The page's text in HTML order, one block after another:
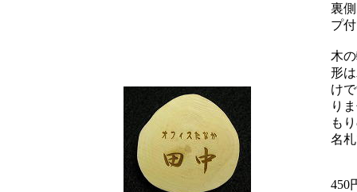
裏
プ
木
形
け
り
も
名
450